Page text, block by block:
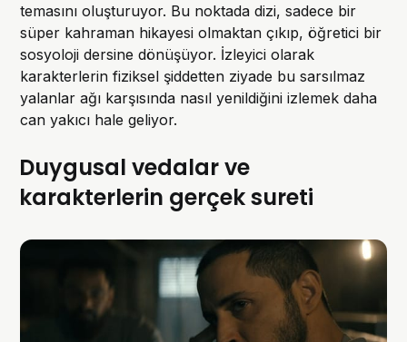
temasını oluşturuyor. Bu noktada dizi, sadece bir
süper kahraman hikayesi olmaktan çıkıp, öğretici bir
sosyoloji dersine dönüşüyor. İzleyici olarak
karakterlerin fiziksel şiddetten ziyade bu sarsılmaz
yalanlar ağı karşısında nasıl yenildiğini izlemek daha
can yakıcı hale geliyor.
Duygusal vedalar ve
karakterlerin gerçek sureti